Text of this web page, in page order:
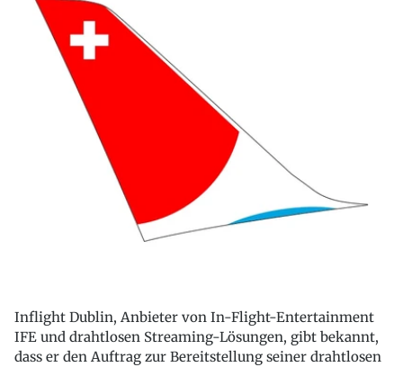
Inflight Dublin, Anbieter von In-Flight-Entertainment
IFE und drahtlosen Streaming-Lösungen, gibt bekannt,
dass er den Auftrag zur Bereitstellung seiner drahtlosen